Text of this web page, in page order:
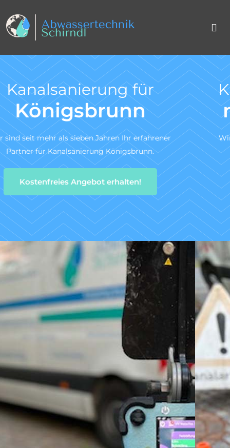
Kanal TV-Untersuchung
nach DIN 1986-30
Wir sind ein zertifiziertes Fachunternehmen für die
Kanal-TV-Untersuchung gem. DIN 1986-30.
Zum Angebotsservice